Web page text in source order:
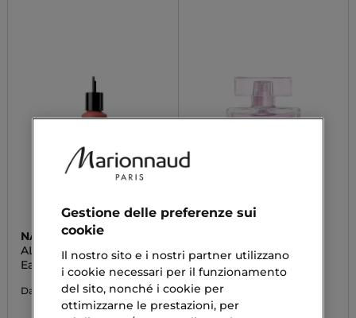
NARCISO RODRIGUEZ
ALL OF ME
Eau De Parfum Intense
Da 66,43 €
NARCISO RADIANTE
Eau De Parfum
Da 84,90 €
Gestione delle preferenze sui
cookie
Il nostro sito e i nostri partner utilizzano
i cookie necessari per il funzionamento
del sito, nonché i cookie per
ottimizzarne le prestazioni, per